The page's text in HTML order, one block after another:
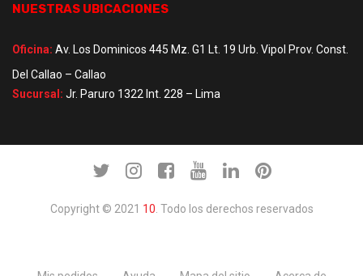
NUESTRAS UBICACIONES
Oficina: Av. Los Dominicos 445 Mz. G1 Lt. 19 Urb. Vipol Prov. Const.
Del Callao – Callao
Sucursal: Jr. Paruro 1322 Int. 228 – Lima
Copyright © 2021 10 . Todo los derechos reservados